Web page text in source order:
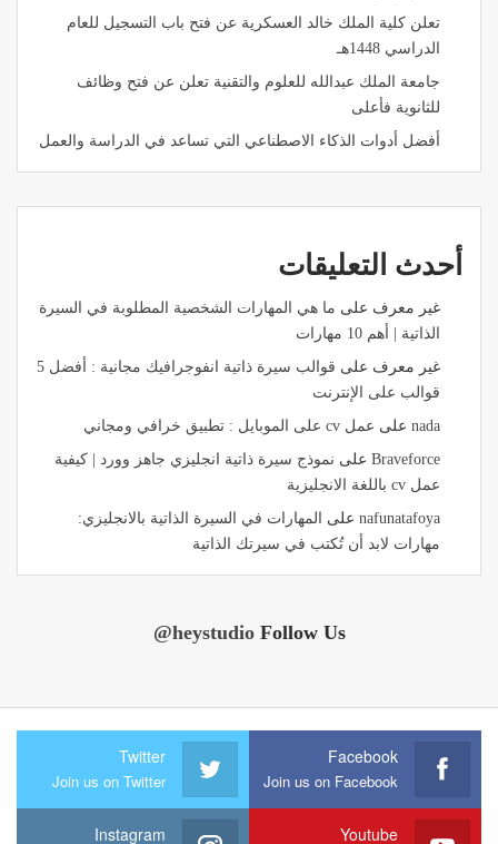
تعلن كلية الملك خالد العسكرية عن فتح باب التسجيل للعام
الدراسي 1448هـ
جامعة الملك عبدالله للعلوم والتقنية تعلن عن فتح وظائف
للثانوية فأعلى
أفضل أدوات الذكاء الاصطناعي التي تساعد في الدراسة والعمل
أحدث التعليقات
غير معرف على ما هي المهارات الشخصية المطلوبة في السيرة
الذاتية | أهم 10 مهارات
غير معرف على
قوالب سيرة ذاتية انفوجرافيك مجانية : أفضل 5
قوالب على الإنترنت
nada على عمل cv على الموبايل : تطبيق خرافي ومجاني
Braveforce على نموذج سيرة ذاتية انجليزي جاهز وورد | كيفية
عمل cv باللغة الانجليزية
nafunatafoya على
المهارات في السيرة الذاتية بالانجليزي:
مهارات لابد أن تُكتب في سيرتك الذاتية
Follow Us
@heystudio
Facebook
Join us on Facebook
Twitter
Join us on Twitter
Youtube
Instagram